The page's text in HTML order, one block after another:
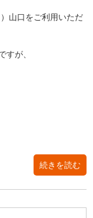
山口をご利用いただ
すが、
続きを読む